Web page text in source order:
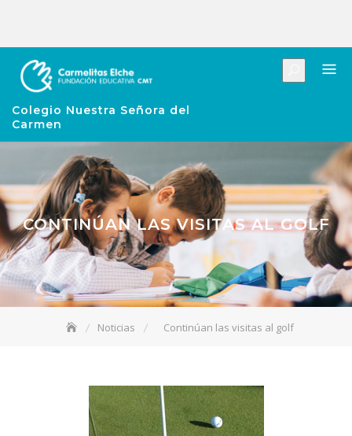
Colegio Nuestra Señora del
Carmen
CONTINÚAN LAS VISITAS AL GOLF
Noticias Continúan las visitas al golf